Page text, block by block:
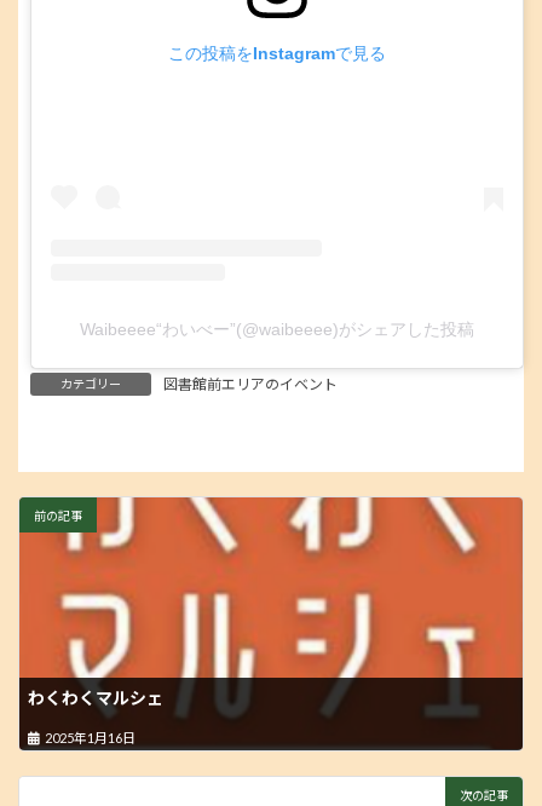
この投稿をInstagramで見る
Waibeeee“わいべー”(@waibeeee)がシェアした投稿
カテゴリー 図書館前エリアのイベント
前の記事
わくわくマルシェ
2025年1月16日
次の記事